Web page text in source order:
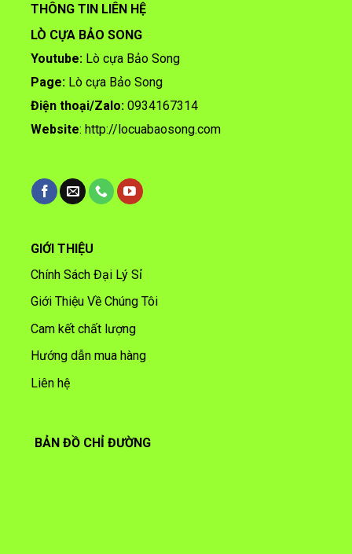
THÔNG TIN LIÊN HỆ
LÒ CỰA BẢO SONG
Youtube: Lò cựa Bảo Song
Page: Lò cựa Bảo Song
Điện thoại/Zalo: 0934167314
Website: http://locuabaosong.com
GIỚI THIỆU
Chính Sách Đại Lý Sỉ
Giới Thiệu Về Chúng Tôi
Cam kết chất lượng
Hướng dẫn mua hàng
Liên hệ
BẢN ĐỒ CHỈ ĐƯỜNG